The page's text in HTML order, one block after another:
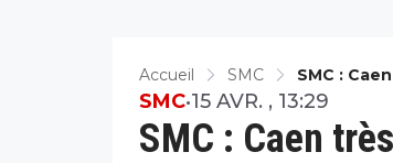
Accueil SMC SMC :
SMC : Caen
SMC•15 AVR. , 13:29